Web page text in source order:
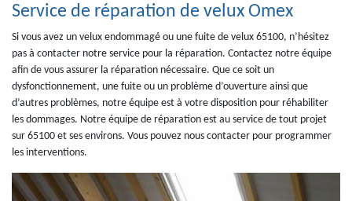
Service de réparation de velux Omex
Si vous avez un velux endommagé ou une fuite de velux 65100, n’hésitez
pas à contacter notre service pour la réparation. Contactez notre équipe
afin de vous assurer la réparation nécessaire. Que ce soit un
dysfonctionnement, une fuite ou un problème d’ouverture ainsi que
d’autres problèmes, notre équipe est à votre disposition pour réhabiliter
les dommages. Notre équipe de réparation est au service de tout projet
sur 65100 et ses environs. Vous pouvez nous contacter pour programmer
les interventions.